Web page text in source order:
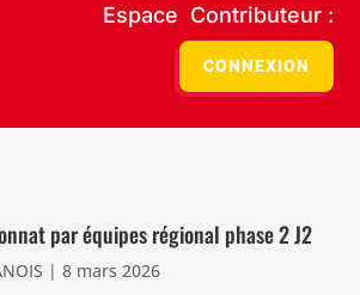
Espace Contributeur :
CONNEXION
par équipes régional phase 2 J2
|8 mars 2026